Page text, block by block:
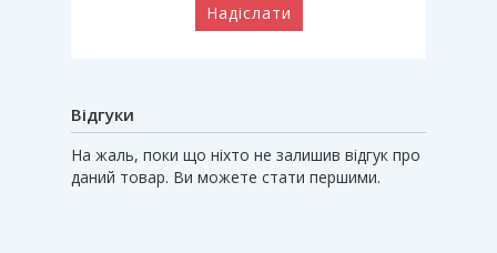
Надіслати
Відгуки
На жаль, поки що ніхто не залишив відгук про
даний товар. Ви можете стати першими.